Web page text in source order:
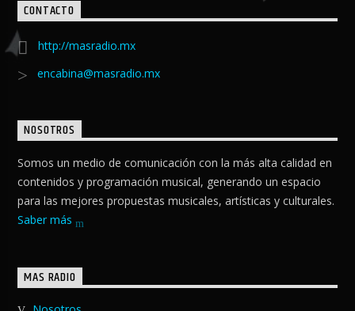
CONTACTO
http://masradio.mx
encabina@masradio.mx
NOSOTROS
Somos un medio de comunicación con la más alta calidad en
contenidos y programación musical, generando un espacio
para las mejores propuestas musicales, artísticas y culturales.
Saber más
MAS RADIO